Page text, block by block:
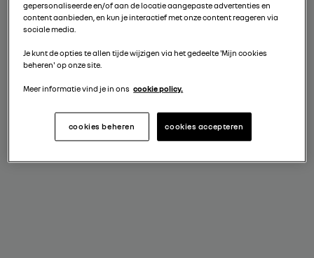
Welk voertuig past het best bij u? Voordat u een keuze
maakt, kunt u een gratis proefrit met een van onze
modellen boeken.
gepersonaliseerde en/of aan de locatie aangepaste advertenties en
content aanbieden, en kun je interactief met onze content reageren via
sociale media.
Je kunt de opties te allen tijde wijzigen via het gedeelte 'Mijn cookies
beheren' op onze site.
Meer informatie vind je in ons cookie policy.
cookies accepteren
cookies beheren